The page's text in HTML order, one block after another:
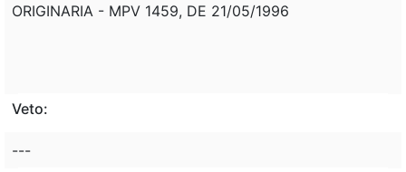
ORIGINARIA - MPV 1459, DE 21/05/1996
Veto:
---